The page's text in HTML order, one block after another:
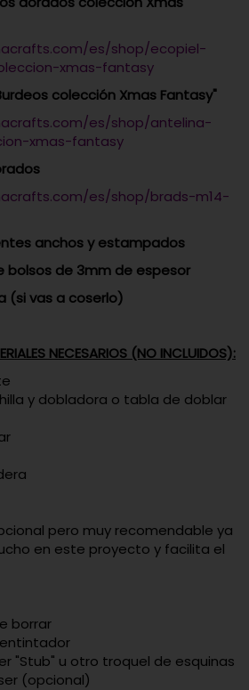
es/shop/ecopiel-
xmas-fantasy
colección Xmas Fantasy"
es/shop/antelina-
xmas-fantasy
es/shop/brads-m14-
anchos y estampados
bolsos de 3mm de espesor
(si vas a coserlo)
NECESARIOS (NO INCLUIDOS):
y dobladora o tabla de doblar
pero muy recomendable ya
en este proyecto y facilita el
borrar
"Stub" u otro troquel de esquinas
(opcional)